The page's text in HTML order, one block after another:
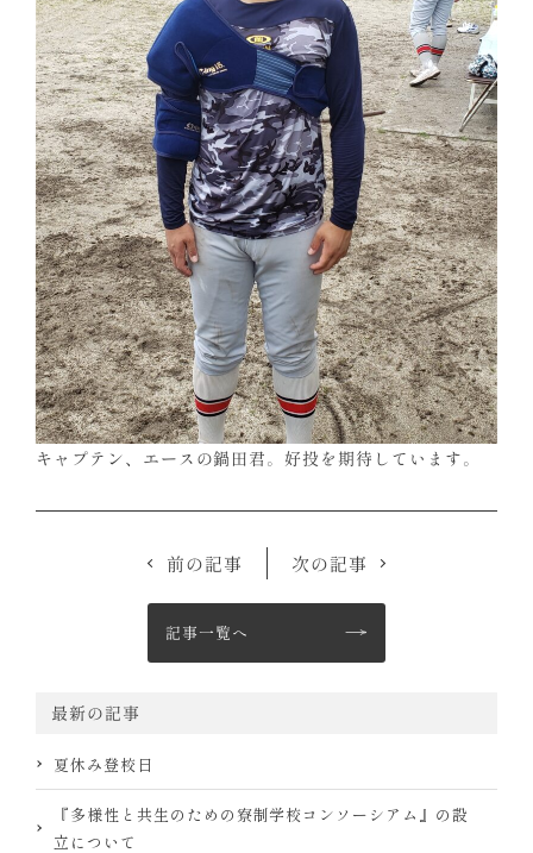
最新の記事
夏休み登校日
『多様性と共生のための寮制学校コンソーシアム』の設
立について
キャプテン、エースの鍋田君。好投を期待しています。
記事一覧へ
前の記事 次の記事